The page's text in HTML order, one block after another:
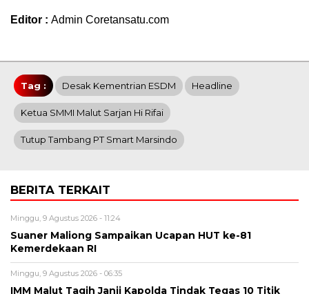
Editor : Admin Coretansatu.com
Tag : Desak Kementrian ESDM Headline
Ketua SMMI Malut Sarjan Hi Rifai
Tutup Tambang PT Smart Marsindo
BERITA TERKAIT
Minggu, 9 Agustus 2026 - 11:24
Suaner Maliong Sampaikan Ucapan HUT ke-81
Kemerdekaan RI
Minggu, 9 Agustus 2026 - 06:35
IMM Malut Tagih Janji Kapolda Tindak Tegas 10 Titik